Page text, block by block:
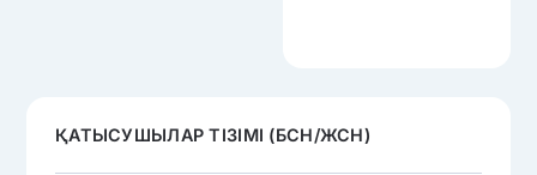
ҚАТЫСУШЫЛАР ТІЗІМІ (БСН/ЖСН)